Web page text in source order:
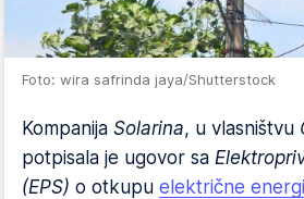
Foto: wira safrinda jaya/Shutterstock
Kompanija Solarina, u vlasništvu
potpisala je ugovor sa
(EPS) o otkupu električne